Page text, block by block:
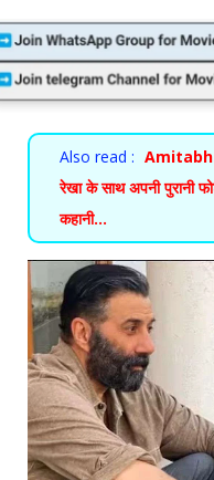
Also read : Amitabh
रेखा के साथ अपनी पुरानी
कहानी...